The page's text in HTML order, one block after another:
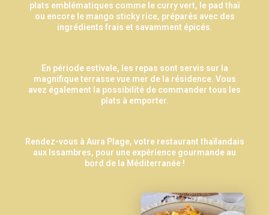
plats emblématiques comme le curry vert, le pad thaï
ou encore le mango sticky rice, préparés avec des
ingrédients frais et savamment épicés.
En période estivale, les repas sont servis sur la
magnifique terrasse vue mer de la résidence. Vous
avez également la possibilité de commander tous les
plats à emporter.
Rendez-vous à Aura Plage, votre restaurant thaïlandais
aux Issambres, pour une expérience gourmande au
bord de la Méditerranée !